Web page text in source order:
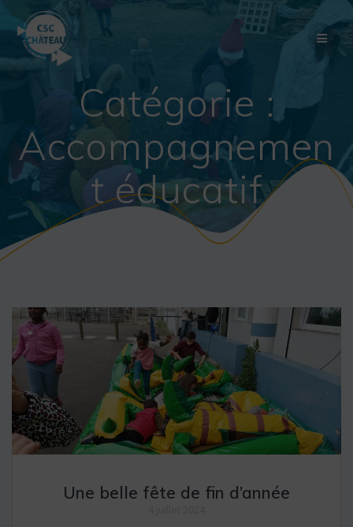
Skip
Catégorie :
Accompagnemen
t éducatif
Une belle fête de fin d’année